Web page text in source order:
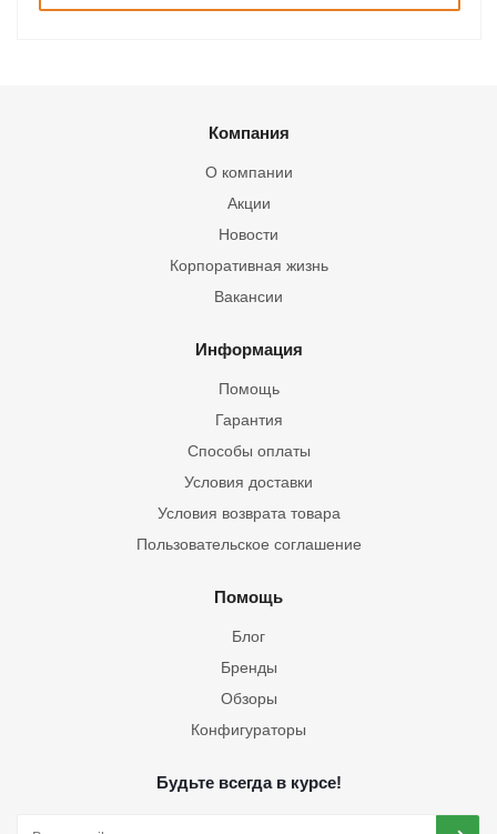
Компания
О компании
Акции
Новости
Корпоративная жизнь
Вакансии
Информация
Помощь
Гарантия
Способы оплаты
Условия доставки
Условия возврата товара
Пользовательское соглашение
Помощь
Блог
Бренды
Обзоры
Конфигураторы
Будьте всегда в курсе!